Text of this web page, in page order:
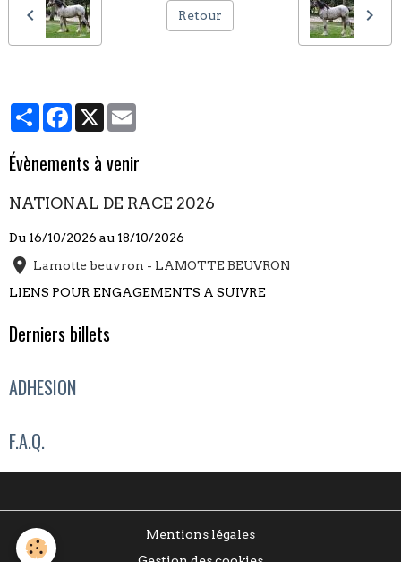
Retour
PartagerFacebook
X
Évènements à venir
NATIONAL DE RACE 2026
Du 16/10/2026 au 18/10/2026
Lamotte beuvron - LAMOTTE BEUVRON
LIENS POUR ENGAGEMENTS A SUIVRE
Derniers billets
ADHESION
F.A.Q.
Mentions légales